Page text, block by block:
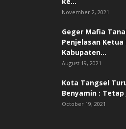
November 2, 2021
Geger Mafia
Penjelasan Ketua
Kabupaten...
August 19, 2021
Kota Tangsel
Benyamin : Tetap
October 19, 2021